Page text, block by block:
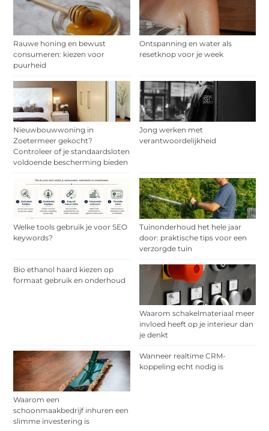
Rauwe honing en bewust
consumeren: kiezen voor
puurheid
Ontspanning en water als
resetknop voor je week
Nieuwbouwwoning in
Zoetermeer gekocht?
Controleer of je standaardsloten
voldoende bescherming bieden
Jong werken met
verantwoordelijkheid
Welke tools gebruik je voor SEO
keywords?
Tuinonderhoud het hele jaar
door: praktische tips voor een
verzorgde tuin
Bio ethanol haard kiezen op
formaat gebruik en onderhoud
Waarom schakelmateriaal meer
invloed heeft op je interieur dan
je denkt
Waarom een
schoonmaakbedrijf inhuren een
slimme investering is
Wanneer realtime CRM-
koppeling echt nodig is